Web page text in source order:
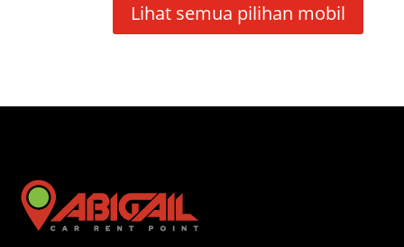
Lihat semua pilihan mobil